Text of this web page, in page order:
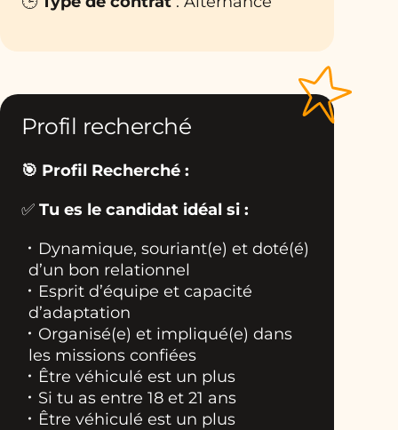
Profil recherché
🎯 Profil Recherché :
✅ Tu es le candidat idéal si :
Dynamique, souriant(e) et doté(é)
d’un bon relationnel
Esprit d’équipe et capacité
d’adaptation
Organisé(e) et impliqué(e) dans
les missions confiées
Être véhiculé est un plus
Si tu as entre 18 et 21 ans
Être véhiculé est un plus